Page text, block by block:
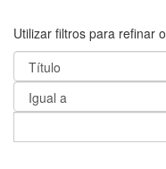
Utilizar filtros para refinar